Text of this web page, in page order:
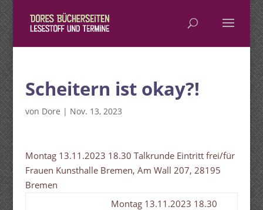
Scheitern ist okay?!
von Dore | Nov. 13, 2023
Montag 13.11.2023 18.30 Talkrunde Eintritt frei/für
Frauen Kunsthalle Bremen, Am Wall 207, 28195
Bremen
Montag 13.11.2023 18.30